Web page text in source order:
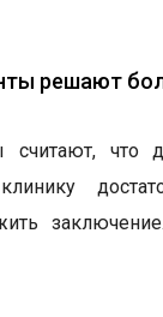
решают
считают, что